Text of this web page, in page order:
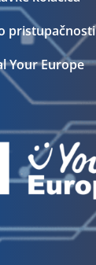
pristupačnosti
Your Europe